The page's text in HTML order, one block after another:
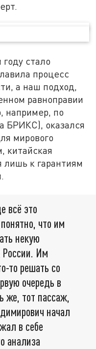
стало
процесс
а наш подход,
равноправии
например, по
БРИКС), оказался
мирового
китайская
лишь к гарантиям
всё это
что им
некую
Им
то решать со
очередь в
же, тот пассаж,
начал
в себе
анализа